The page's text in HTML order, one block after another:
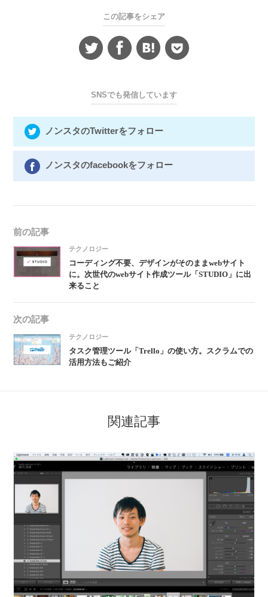
この記事をシェア
SNSでも発信しています
ノンスタのTwitterをフォロー
ノンスタのfacebookをフォロー
前の記事
テクノロジー
コーディング不要、デザインがそのままwebサイト
に。次世代のwebサイト作成ツール「STUDIO」に出
来ること
次の記事
テクノロジー
タスク管理ツール「Trello」の使い方。スクラムでの
活用方法もご紹介
関連記事